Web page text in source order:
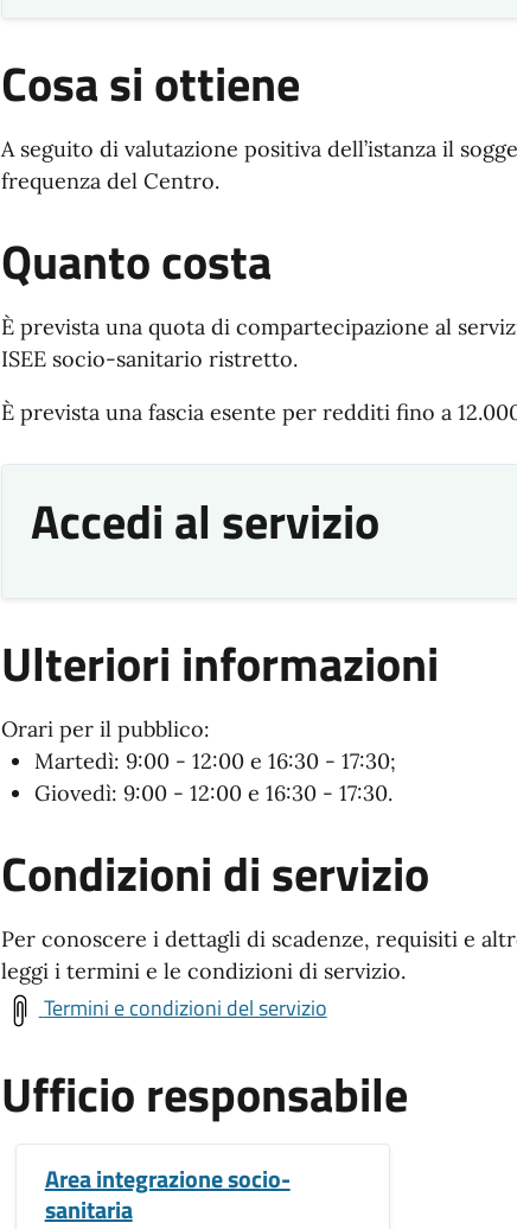
Cosa si ottiene
A seguito di valutazione positiva dell’istanza il
frequenza del Centro.
Quanto costa
È prevista una quota di compartecipazione al
ISEE socio-sanitario ristretto.
È prevista una fascia esente per redditi fino a
Accedi al servizio
Ulteriori informazioni
Orari per il pubblico:
Martedì: 9:00 - 12:00 e 16:30 - 17:30;
Giovedì: 9:00 - 12:00 e 16:30 - 17:30.
Condizioni di servizio
Per conoscere i dettagli di scadenze, requisiti e
leggi i termini e le condizioni di servizio.
Termini e condizioni del servizio
Ufficio responsabile
Area integrazione socio-
sanitaria